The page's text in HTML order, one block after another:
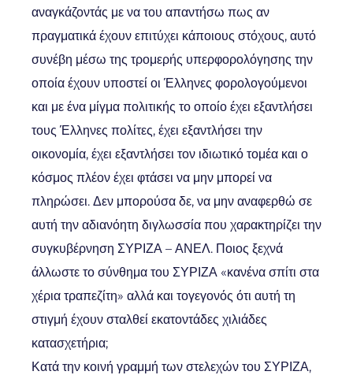
αναγκάζοντάς με να του απαντήσω πως αν
πραγματικά έχουν επιτύχει κάποιους στόχους, αυτό
συνέβη μέσω της τρομερής υπερφορολόγησης την
οποία έχουν υποστεί οι Έλληνες φορολογούμενοι
και με ένα μίγμα πολιτικής το οποίο έχει εξαντλήσει
τους Έλληνες πολίτες, έχει εξαντλήσει την
οικονομία, έχει εξαντλήσει τον ιδιωτικό τομέα και ο
κόσμος πλέον έχει φτάσει να μην μπορεί να
πληρώσει. Δεν μπορούσα δε, να μην αναφερθώ σε
αυτή την αδιανόητη διγλωσσία που χαρακτηρίζει την
συγκυβέρνηση ΣΥΡΙΖΑ – ΑΝΕΛ. Ποιος ξεχνά
άλλωστε το σύνθημα του ΣΥΡΙΖΑ «κανένα σπίτι στα
χέρια τραπεζίτη» αλλά και τογεγονός ότι αυτή τη
στιγμή έχουν σταλθεί εκατοντάδες χιλιάδες
κατασχετήρια;
Κατά την κοινή γραμμή των στελεχών του ΣΥΡΙΖΑ,